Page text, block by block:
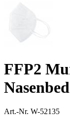
FFP2
Art.-Nr. W-52135